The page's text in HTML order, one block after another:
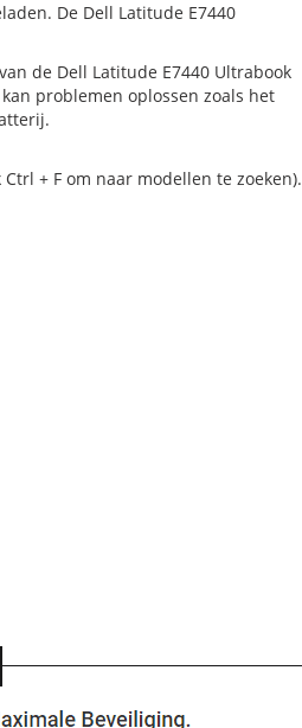
De Dell Latitude E7440
de Dell Latitude E7440 Ultrabook
problemen oplossen zoals het
+ F om naar modellen te zoeken).